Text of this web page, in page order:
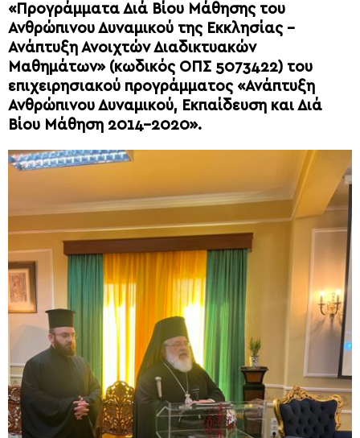
«Προγράμματα Διά Βίου Μάθησης του
Ανθρώπινου Δυναμικού της Εκκλησίας –
Ανάπτυξη Ανοιχτών Διαδικτυακών
Μαθημάτων» (κωδικός ΟΠΣ 5073422) του
επιχειρησιακού προγράμματος «Ανάπτυξη
Ανθρώπινου Δυναμικού, Εκπαίδευση και Διά
Βίου Μάθηση 2014-2020».